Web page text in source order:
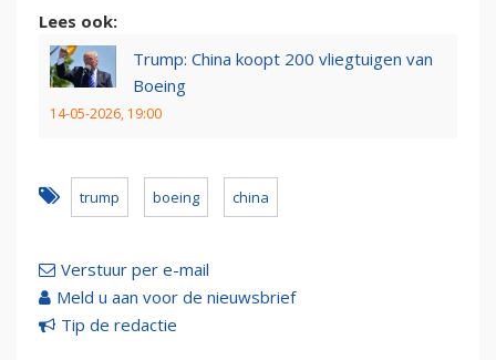
Lees ook:
Trump: China koopt 200 vliegtuigen van
Boeing
14-05-2026, 19:00
trump boeing china
Verstuur per e-mail
Meld u aan voor de nieuwsbrief
Tip de redactie